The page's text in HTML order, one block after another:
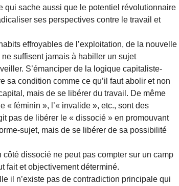
qui sache aussi que le potentiel révolutionnaire
ses perspectives contre le travail et
effroyables de l’exploitation, de la nouvelle
suffisent jamais à habiller un sujet
S’émanciper de la logique capitaliste-
sa condition comme ce qu’il faut abolir et non
mais de se libérer du travail. De même
« féminin », l’« invalide », etc., sont des
pas de libérer le « dissocié » en promouvant
sujet, mais de se libérer de sa possibilité
dissocié ne peut pas compter sur un camp
fait et objectivement déterminé.
il n’existe pas de contradiction principale qui